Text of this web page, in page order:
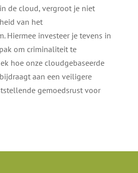
de cloud, vergroot je niet
van het
Hiermee investeer je tevens in
om criminaliteit te
hoe onze cloudgebaseerde
aan een veiligere
gemoedsrust voor